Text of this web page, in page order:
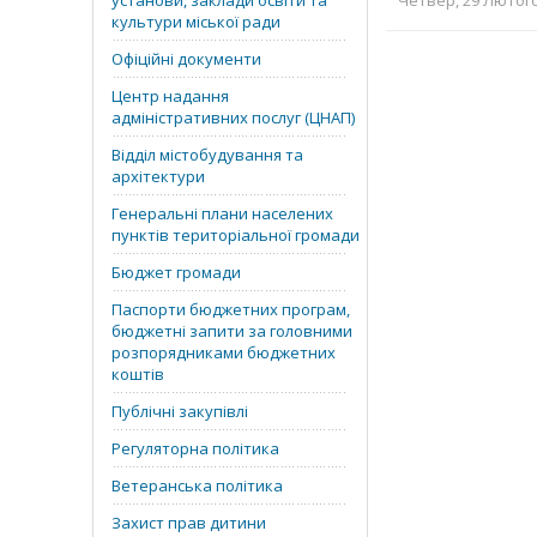
культури міської ради
Офіційні документи
Центр надання
адміністративних послуг (ЦНАП)
Відділ містобудування та
архітектури
Генеральні плани населених
пунктів територіальної громади
Бюджет громади
Паспорти бюджетних програм,
бюджетні запити за головними
розпорядниками бюджетних
коштів
Публічні закупівлі
Регуляторна політика
Ветеранська політика
Захист прав дитини